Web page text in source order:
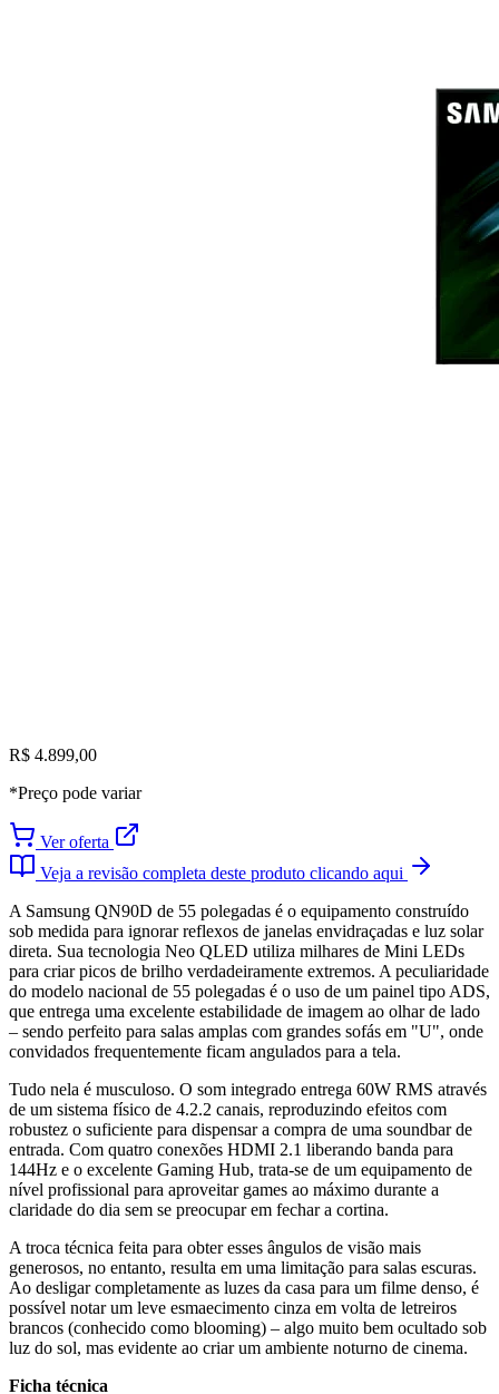
R$ 4.899,00
*Preço pode variar
Ver oferta
Veja a revisão completa deste produto clicando aqui
A Samsung QN90D de 55 polegadas é o equipamento construído
sob medida para ignorar reflexos de janelas envidraçadas e luz solar
direta. Sua tecnologia Neo QLED utiliza milhares de Mini LEDs
para criar picos de brilho verdadeiramente extremos. A peculiaridade
do modelo nacional de 55 polegadas é o uso de um painel tipo ADS,
que entrega uma excelente estabilidade de imagem ao olhar de lado
– sendo perfeito para salas amplas com grandes sofás em "U", onde
convidados frequentemente ficam angulados para a tela.
Tudo nela é musculoso. O som integrado entrega 60W RMS através
de um sistema físico de 4.2.2 canais, reproduzindo efeitos com
robustez o suficiente para dispensar a compra de uma soundbar de
entrada. Com quatro conexões HDMI 2.1 liberando banda para
144Hz e o excelente Gaming Hub, trata-se de um equipamento de
nível profissional para aproveitar games ao máximo durante a
claridade do dia sem se preocupar em fechar a cortina.
A troca técnica feita para obter esses ângulos de visão mais
generosos, no entanto, resulta em uma limitação para salas escuras.
Ao desligar completamente as luzes da casa para um filme denso, é
possível notar um leve esmaecimento cinza em volta de letreiros
brancos (conhecido como blooming) – algo muito bem ocultado sob
luz do sol, mas evidente ao criar um ambiente noturno de cinema.
Ficha técnica